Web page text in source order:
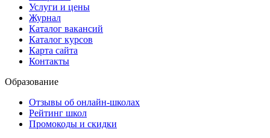
Услуги и цены
Журнал
Каталог вакансий
Каталог курсов
Карта сайта
Контакты
Образование
Отзывы об онлайн-школах
Рейтинг школ
Промокоды и скидки